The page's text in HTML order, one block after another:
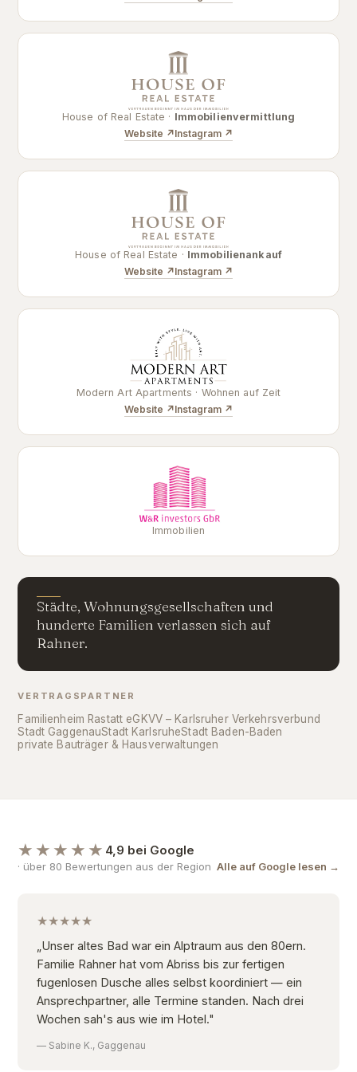
House of Real Estate · Immobilienvermittlung
Website ↗Instagram ↗
House of Real Estate · Immobilienankauf
Website ↗Instagram ↗
Modern Art Apartments · Wohnen auf Zeit
Website ↗Instagram ↗
Immobilien
Städte, Wohnungsgesellschaften und
hunderte Familien verlassen sich auf
Rahner.
VERTRAGSPARTNER
Familienheim Rastatt eG KVV – Karlsruher Verkehrsverbund
Stadt GaggenauStadt KarlsruheStadt Baden-Baden
private Bauträger & Hausverwaltungen
★★★★★ 4,9 bei Google
· über 80 Bewertungen aus der Region Alle auf Google lesen →
★★★★★
„Unser altes Bad war ein Alptraum aus den 80ern.
Familie Rahner hat vom Abriss bis zur fertigen
fugenlosen Dusche alles selbst koordiniert — ein
Ansprechpartner, alle Termine standen. Nach drei
Wochen sah's aus wie im Hotel."
— Sabine K., Gaggenau